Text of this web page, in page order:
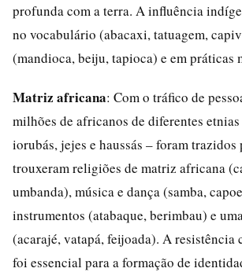
profunda com a terra. A influência
no vocabulário (abacaxi, tatuagem,
(mandioca, beiju, tapioca) e em práticas
Matriz africana: Com o tráfico de
milhões de africanos de diferentes
iorubás, jejes e haussás – foram trazidos
trouxeram religiões de matriz africana
umbanda), música e dança (samba,
instrumentos (atabaque, berimbau) e
(acarajé, vatapá, feijoada). A
foi essencial para a formação de